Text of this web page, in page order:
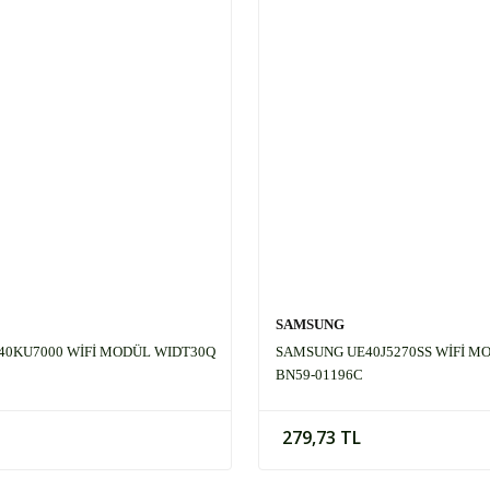
WİFİ MODÜL WIDT30Q
SAMSUNG
SAMSUNG UE40J5270SS WİFİ
BN59-01196C
279,73 TL